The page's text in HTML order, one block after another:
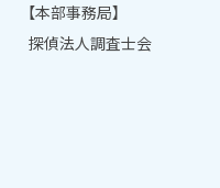
【本部事務局】
探偵法人調査士会